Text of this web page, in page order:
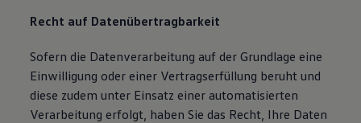
Recht auf Datenübertragbarkeit
Sofern die Datenverarbeitung auf der Grundlage eine
Einwilligung oder einer Vertragserfüllung beruht und
diese zudem unter Einsatz einer automatisierten
Verarbeitung erfolgt, haben Sie das Recht, Ihre Daten